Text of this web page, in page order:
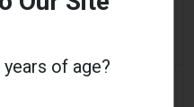
of age?